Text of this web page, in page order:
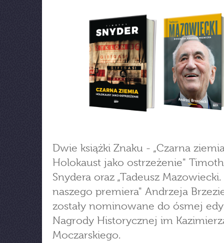
Dwie książki Znaku - „Czarna
Holokaust jako ostrzeżenie"
Snydera oraz „Tadeusz
naszego premiera" Andrzeja
zostały nominowane do ósmej
Nagrody Historycznej im
Moczarskiego.